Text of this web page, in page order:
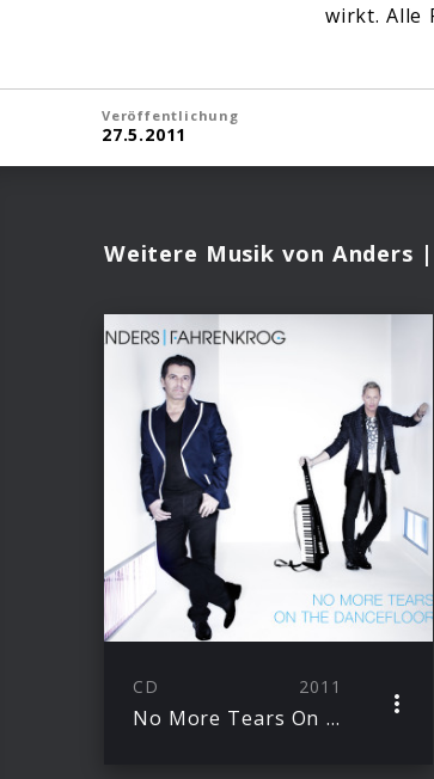
wirkt. Alle
Veröffentlichung
27.5.2011
Weitere Musik von Anders
CD 2011
No More Tears On The Dancefloor